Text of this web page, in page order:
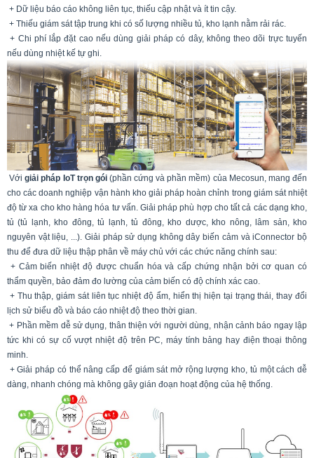
+ Dữ liệu báo cáo không liên tục, thiếu cập nhật và ít tin cậy.
+ Thiếu giám sát tập trung khi có số lượng nhiều tủ, kho lạnh nằm rải rác.
+ Chi phí lắp đặt cao nếu dùng giải pháp có dây, không theo dõi trực tuyến
nếu dùng nhiệt kế tự ghi.
Vớigiải pháp IoT trọn gói(phần cứng và phần mềm) của Mecosun, mang đến
cho các doanh nghiệp vận hành kho giải pháp hoàn chỉnh trong giám sát nhiệt
độ từ xa cho kho hàng hóa tư vấn. Giải pháp phù hợp cho tất cả các dạng kho,
tủ (tủ lạnh, kho đông, tủ lạnh, tủ đông, kho dược, kho nông, lâm sản, kho
nguyên vật liệu, ...). Giải pháp sử dụng không dây biến cảm và iConnector bộ
thu để đưa dữ liệu thập phân về máy chủ với các chức năng chính sau:
+ Cảm biến nhiệt độ được chuẩn hóa và cấp chứng nhận bởi cơ quan có
thẩm quyền, bảo đảm đo lường của cảm biến có độ chính xác cao.
+ Thu thập, giám sát liên tục nhiệt độ ẩm, hiển thị hiện tại trạng thái, thay đổi
lịch sử biểu đồ và báo cáo nhiệt độ theo thời gian.
+ Phần mềm dễ sử dụng, thân thiện với người dùng, nhận cảnh báo ngay lập
tức khi có sự cố vượt nhiệt độ trên PC, máy tính bảng hay điện thoại thông
minh.
+ Giải pháp có thể nâng cấp để giám sát mở rộng lượng kho, tủ một cách dễ
dàng, nhanh chóng mà không gây gián đoạn hoạt động của hệ thống.